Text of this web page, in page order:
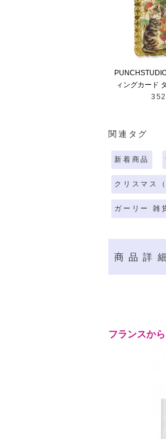
ィングカード
関連タグ
新着商品
クリスマス
ガーリー 雑
商品詳細
フランスか